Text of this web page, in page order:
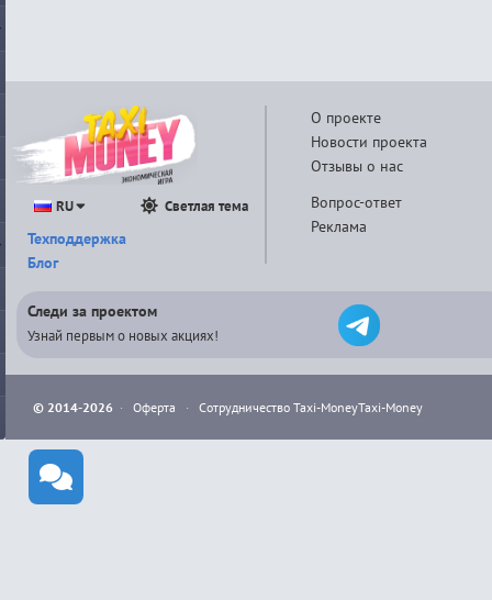
О проекте
Новости проекта
Отзывы о нас
Вопрос-ответ
Реклама
RU Светлая тема
Техподдержка
Блог
Следи за проектом
Узнай первым о новых акциях!
© 2014-2026 · Оферта · Сотрудничество Taxi-MoneyTaxi-Money